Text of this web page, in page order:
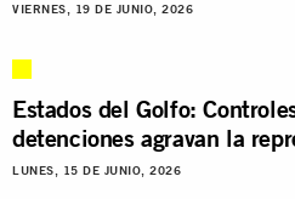
VIERNES, 19 DE JUNIO, 2026
Estados del Golfo:
detenciones agravan la
LUNES, 15 DE JUNIO, 2026